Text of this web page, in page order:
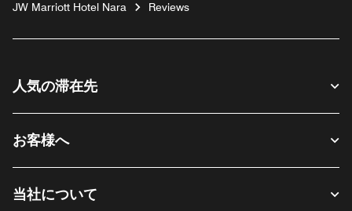
JW Marriott Hotel Nara Reviews
人気の滞在先
お客様へ
当社について